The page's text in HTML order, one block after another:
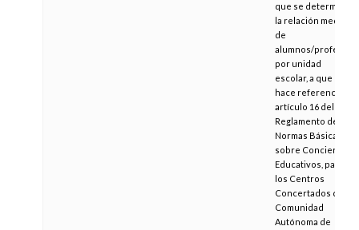
que se determina
la relación media
de
alumnos/profesor
por unidad
escolar, a que
hace referencia el
artículo 16 del
Reglamento de
Normas Básicas
sobre Conciertos
Educativos, para
los Centros
Concertados de la
Comunidad
Autónoma de